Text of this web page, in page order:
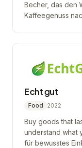
Becher, das den
Kaffeegenuss
Echt gut
Food 2022
Buy goods that
understand what
für bewusstes